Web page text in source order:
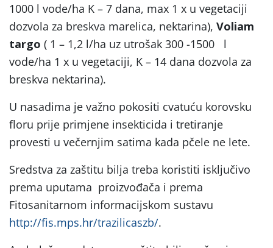
1000 l vode/ha K – 7 dana, max 1 x u vegetaciji
dozvola za breskva marelica, nektarina), Voliam
targo ( 1 – 1,2 l/ha uz utrošak 300 -1500 l
vode/ha 1 x u vegetaciji, K – 14 dana dozvola za
breskva nektarina).
U nasadima je važno pokositi cvatuću korovsku
floru prije primjene insekticida i tretiranje
provesti u večernjim satima kada pčele ne lete.
Sredstva za zaštitu bilja treba koristiti isključivo
prema uputama proizvođača i prema
Fitosanitarnom informacijskom sustavu
http://fis.mps.hr/trazilicaszb/.